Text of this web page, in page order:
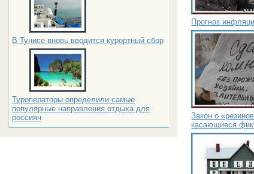
В Тунисе вновь вводится курортный сбор
Туроператоры определили самые
популярные направления отдыха для
россиян
Прогноз
Закон о
касающиеся